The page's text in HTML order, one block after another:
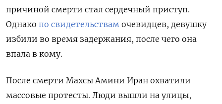
причиной смерти стал сердечный приступ.
Однако по свидетельствам очевидцев, девушку
избили во время задержания, после чего она
впала в кому.
После смерти Махсы Амини Иран охватили
массовые протесты. Люди вышли на улицы,